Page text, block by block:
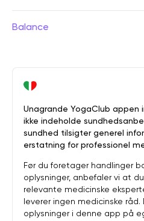
Balance
Unagrande YogaClub appen
ikke indeholde
sundhed tilsigter generel
erstatning for professionel
Før du foretager handlinger
oplysninger, anbefaler vi at
relevante medicinske
leverer ingen medicinske
oplysninger i denne app på